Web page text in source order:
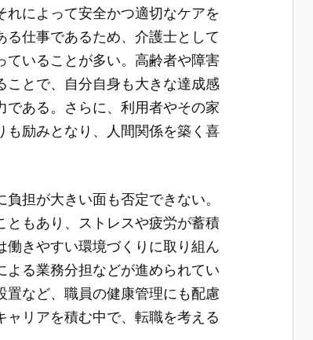
によって安全かつ適切なケアを
仕事であるため、介護士として
いることが多い。高齢者や障害
とで、自分自身も大きな達成感
である。さらに、利用者やその家
励みとなり、人間関係を築く喜
担が大きい面も否定できない。
もあり、ストレスや疲労が蓄積
働きやすい環境づくりに取り組ん
る業務分担などが進められてい
など、職員の健康管理にも配慮
ャリアを積む中で、転職を考える